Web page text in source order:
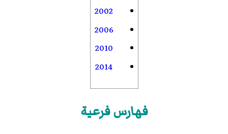
2002
2006
2010
2014
فهارس فرعية